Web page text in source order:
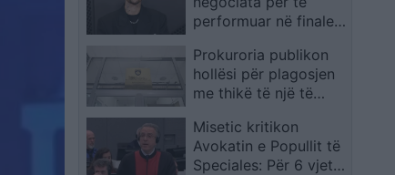
performuar në finalen
2026
Prokuroria publikon
hollësi për plagosjen
me thikë të një të
Misetic kritikon
Avokatin e Popullit të
Speciales: Për 6 vjet